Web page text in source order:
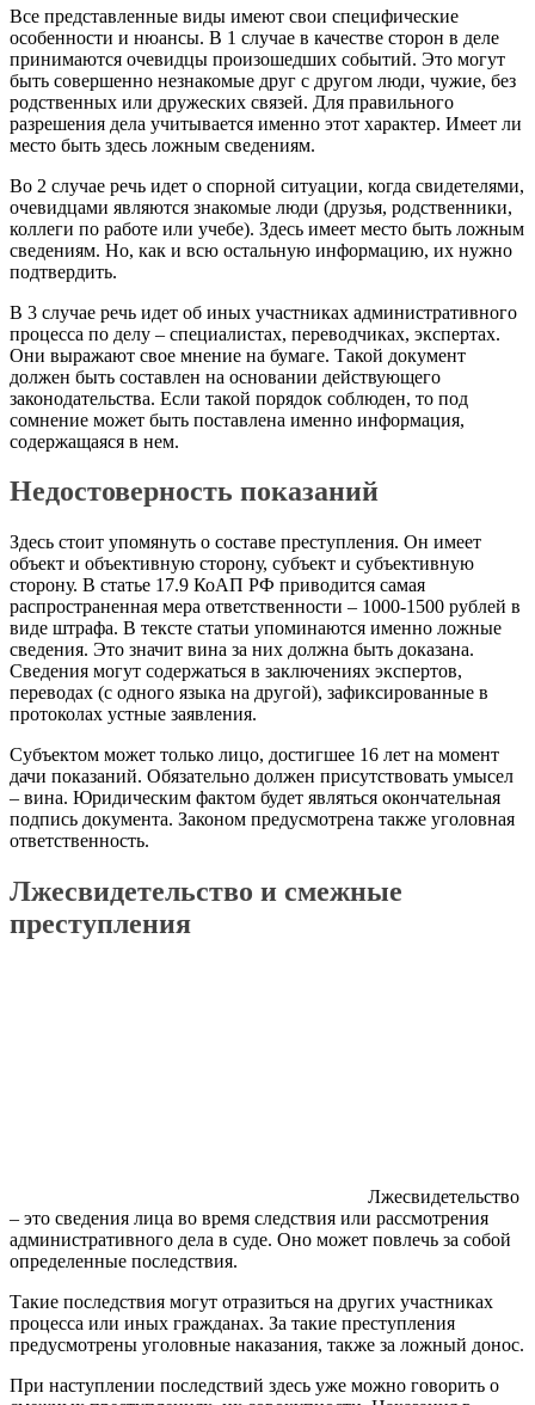
Все представленные виды имеют свои специфические
особенности и нюансы. В 1 случае в качестве сторон в деле
принимаются очевидцы произошедших событий. Это могут
быть совершенно незнакомые друг с другом люди, чужие, без
родственных или дружеских связей. Для правильного
разрешения дела учитывается именно этот характер. Имеет ли
место быть здесь ложным сведениям.
Во 2 случае речь идет о спорной ситуации, когда свидетелями,
очевидцами являются знакомые люди (друзья, родственники,
коллеги по работе или учебе). Здесь имеет место быть ложным
сведениям. Но, как и всю остальную информацию, их нужно
подтвердить.
В 3 случае речь идет об иных участниках административного
процесса по делу – специалистах, переводчиках, экспертах.
Они выражают свое мнение на бумаге. Такой документ
должен быть составлен на основании действующего
законодательства. Если такой порядок соблюден, то под
сомнение может быть поставлена именно информация,
содержащаяся в нем.
Недостоверность показаний
Здесь стоит упомянуть о составе преступления. Он имеет
объект и объективную сторону, субъект и субъективную
сторону. В статье 17.9 КоАП РФ приводится самая
распространенная мера ответственности – 1000-1500 рублей в
виде штрафа. В тексте статьи упоминаются именно ложные
сведения. Это значит вина за них должна быть доказана.
Сведения могут содержаться в заключениях экспертов,
переводах (с одного языка на другой), зафиксированные в
протоколах устные заявления.
Субъектом может только лицо, достигшее 16 лет на момент
дачи показаний. Обязательно должен присутствовать умысел
– вина. Юридическим фактом будет являться окончательная
подпись документа. Законом предусмотрена также уголовная
ответственность.
Лжесвидетельство и смежные
преступления
Лжесвидетельство
– это сведения лица во время следствия или рассмотрения
административного дела в суде. Оно может повлечь за собой
определенные последствия.
Такие последствия могут отразиться на других участниках
процесса или иных гражданах. За такие преступления
предусмотрены уголовные наказания, также за ложный донос.
При наступлении последствий здесь уже можно говорить о